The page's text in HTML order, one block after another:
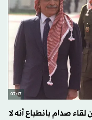
07:17
صدام بانطباع أنه لا